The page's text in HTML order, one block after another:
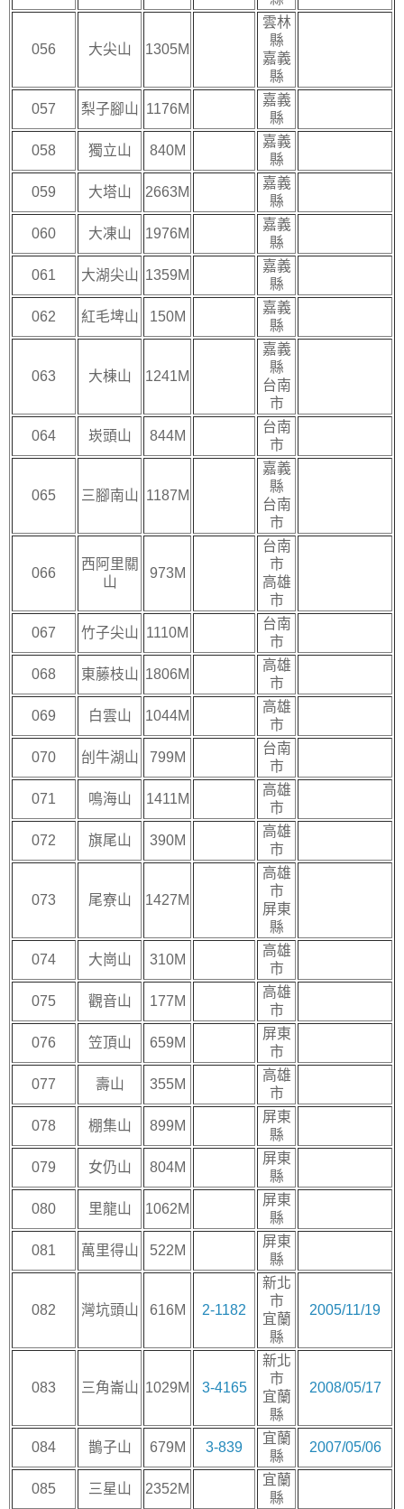
056 大尖山 1305M
雲林
縣
嘉義
縣
057 梨子腳山 1176M
嘉義
縣
058 獨立山 840M
嘉義
縣
059 大塔山 2663M
嘉義
縣
060 大凍山 1976M
嘉義
縣
061 大湖尖山 1359M
嘉義
縣
062 紅毛埤山 150M
嘉義
縣
063 大棟山 1241M
嘉義
縣
台南
市
064 崁頭山 844M
台南
市
065 三腳南山 1187M
嘉義
縣
台南
市
066
西阿里關
山
973M
台南
市
高雄
市
067 竹子尖山 1110M
台南
市
068 東藤枝山 1806M
高雄
市
069 白雲山 1044M
高雄
市
070 刣牛湖山 799M
台南
市
071 鳴海山 1411M
高雄
市
072 旗尾山 390M
高雄
市
073 尾寮山 1427M
高雄
市
屏東
縣
074 大崗山 310M
高雄
市
075 觀音山 177M
高雄
市
076 笠頂山 659M
屏東
市
077 壽山 355M
高雄
市
078 棚集山 899M
屏東
縣
079 女仍山 804M
屏東
縣
080 里龍山 1062M
屏東
縣
081 萬里得山 522M
屏東
縣
082 灣坑頭山 616M 2-1182
新北
市
宜蘭
縣
2005/11/19
083 三角崙山 1029M 3-4165
新北
市
宜蘭
縣
2008/05/17
084 鵲子山 679M 3-839
宜蘭
縣
2007/05/06
085 三星山 2352M
宜蘭
縣